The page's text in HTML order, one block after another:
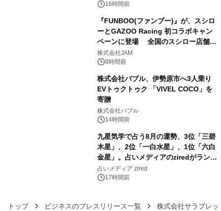
16時間前
『FUNBOO(ファンブー)』が、スシロ
ーとGAZOO Racing 初コラボキャン
ペーンに登場 全国のスシロー店舗で
GR 4車種の FUNBOO(ミニカー)付き
メニューが展開されます
株式会社JAM
8時間前
株式会社バブル、伊勢原市へ3人乗り
EVトゥクトゥク 「VIVEL COCO」を
寄贈
株式会社バブル
14時間前
九星気学で占う8月の運勢、3位「三碧
木星」、2位「一白水星」、1位「六白
金星」。占いメディアのziredがランキ
ングを発表
占いメディア zired
17時間前
トップ ビジネスのプレスリリース一覧 株式会社サラブレッ